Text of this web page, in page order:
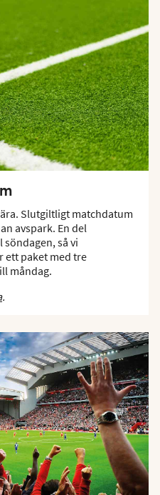
Slutgiltligt matchdatum
avspark. En del
så vi
ett paket med tre
måndag.
.